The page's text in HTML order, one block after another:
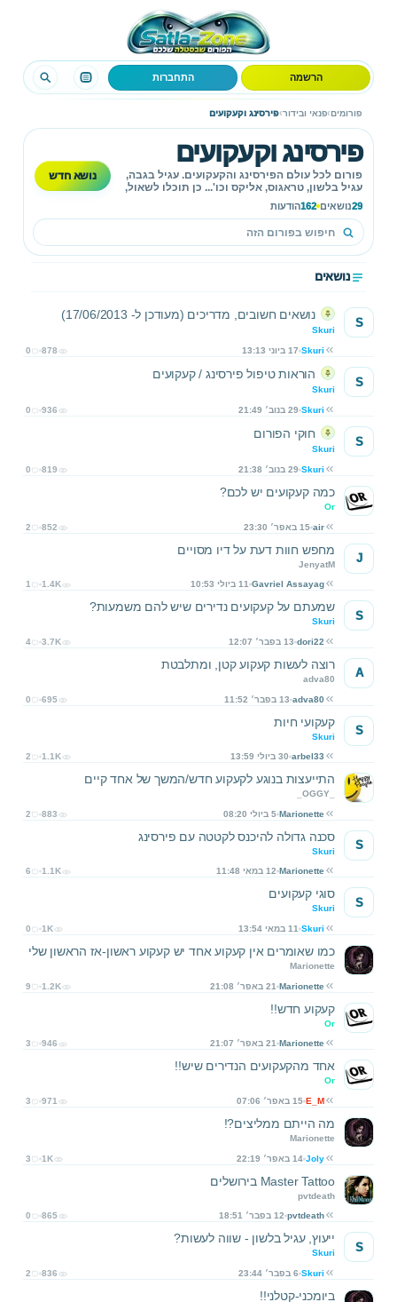
הרשמה התחברות
פורומים›פנאי ובידור›פירסינג וקעקועים
פירסינג וקעקועים
פורום לכל עולם הפירסינג והקעקועים. עגיל בגבה,
עגיל בלשון, טראגוס, אליקס וכו'... כן תוכלו לשאול,
להתייעץ ולפרסם תמונות על כל דבר הנוגע לנושא.
29נושאים 162הודעות
נושא חדש
נושאים
נושאים חשובים, מדריכים (מעודכן ל- 17/06/2013)
Skuri
Skuri 17 ביוני 13:13 0 878
S
הוראות טיפול פירסינג / קעקועים
Skuri
Skuri 29 בנוב׳ 21:49 0 936
S
חוקי הפורום
Skuri
Skuri 29 בנוב׳ 21:38 0 819
S
כמה קעקועים יש לכם?
Or
air 15 באפר׳ 23:30 2 852
מחפש חוות דעת על דיו מסויים
JenyatM
Gavriel Assayag 11 ביולי 10:53 1 1.4K
J
שמעתם על קעקועים נדירים שיש להם משמעות?
Skuri
dori22 13 בפבר׳ 12:07 4 3.7K
S
רוצה לעשות קעקוע קטן, ומתלבטת
adva80
adva80 13 בפבר׳ 11:52 0 695
A
קעקועי חיות
Skuri
arbel33 30 ביולי 13:59 2 1.1K
S
התייעצות בנוגע לקעקוע חדש/המשך של אחד קיים
_OGGY_
Marionette 5 ביולי 08:20 2 883
סכנה גדולה להיכנס לקטטה עם פירסינג
Skuri
Marionette 12 במאי 11:48 6 1.1K
S
סוגי קעקועים
Skuri
Skuri 11 במאי 13:54 0 1K
S
כמו שאומרים אין קעקוע אחד יש קעקוע ראשון-אז הראשון שלי
Marionette
Marionette 21 באפר׳ 21:08 9 1.2K
קעקוע חדש!!
Or
Marionette 21 באפר׳ 21:07 3 946
אחד מהקעקועים הנדירים שיש!!
Or
E_M 15 באפר׳ 07:06 3 971
מה הייתם ממליצים?!
Marionette
Joly 14 באפר׳ 22:19 3 1K
Master Tattoo בירושלים
pvtdeath
pvtdeath 12 בפבר׳ 18:51 0 865
ייעוץ, עגיל בלשון - שווה לעשות?
Skuri
Skuri 6 בפבר׳ 23:44 2 836
S
ביומכני-קטלני!!